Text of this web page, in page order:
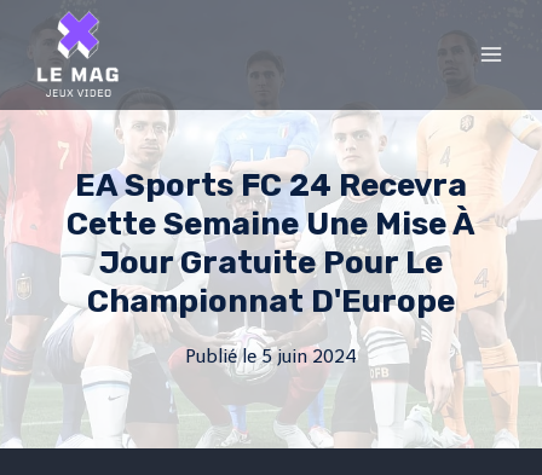
content
EA Sports FC 24 Recevra
Cette Semaine Une Mise À
Jour Gratuite Pour Le
Championnat D'Europe
Publié le5 juin 2024